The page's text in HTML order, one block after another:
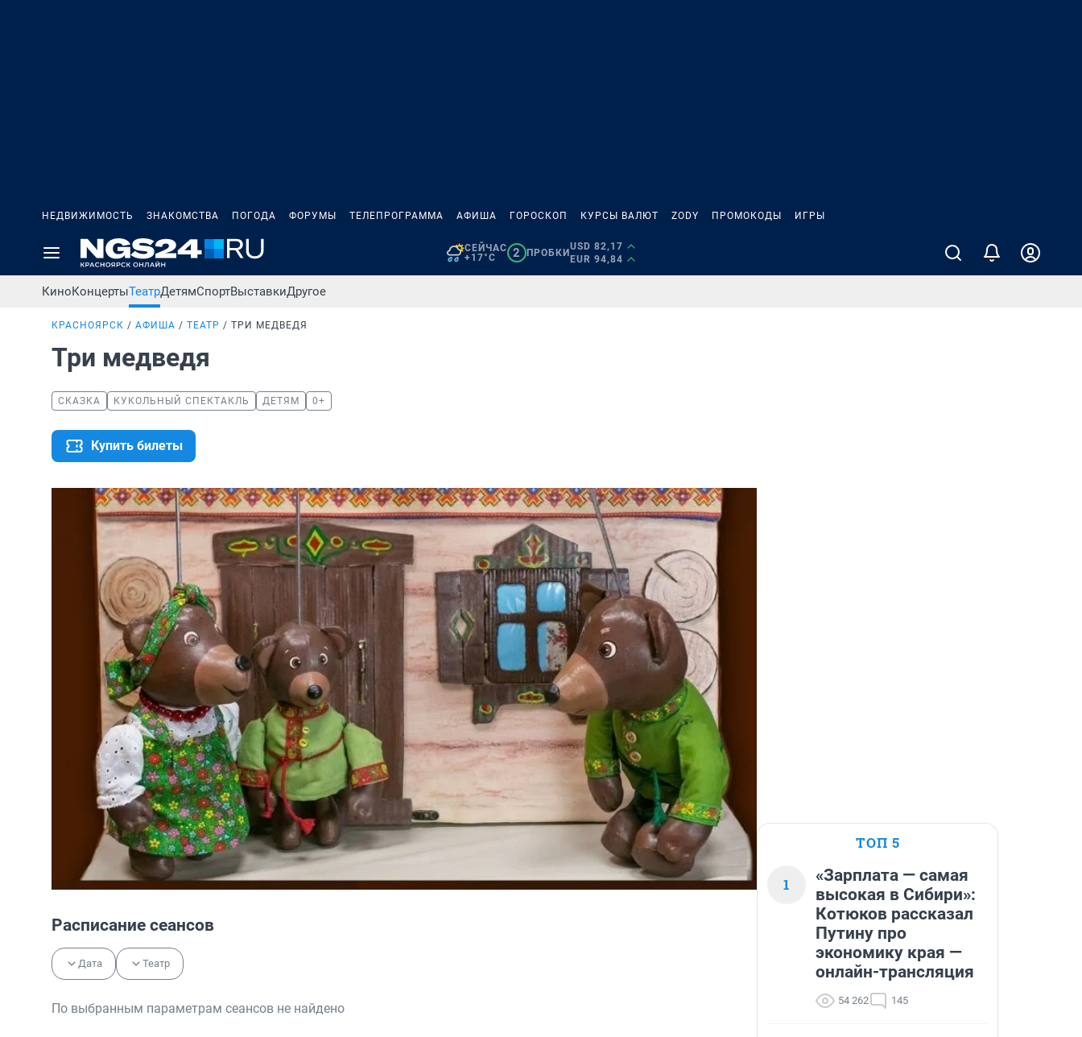
НЕДВИЖИМОСТЬ ЗНАКОМСТВА ПОГОДА ФОРУМЫ ТЕЛЕПРОГРАММА АФИША ГОРОСКОП КУРСЫ ВАЛЮТ ZODY ПРОМОКОДЫ ИГРЫ
СЕЙЧАС
+17°C
2 ПРОБКИ
USD 82,17
EUR 94,84
КиноКонцертыТеатрДетямСпортВыставкиДругое
КРАСНОЯРСК АФИША ТЕАТР ТРИ МЕДВЕДЯ
Три медведя
СКАЗКА КУКОЛЬНЫЙ СПЕКТАКЛЬ ДЕТЯМ 0+
Купить билеты
Расписание сеансов
Дата Театр
По выбранным параметрам сеансов не найдено
ТОП 5
1
«Зарплата — самая
высокая в Сибири»:
Котюков рассказал
Путину про
экономику края —
онлайн-трансляция
54 262 145